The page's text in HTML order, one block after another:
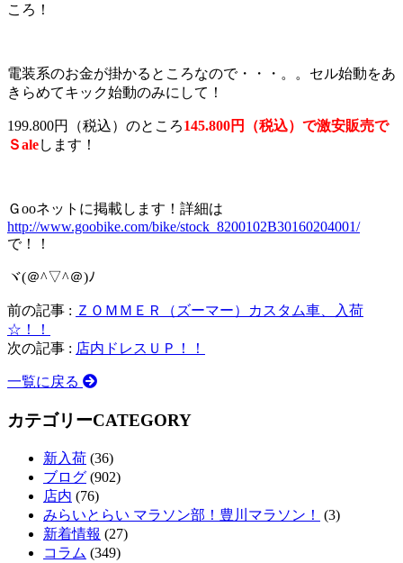
ころ！
電装系のお金が掛かるところなので・・・。。セル始動をあ
きらめてキック始動のみにして！
199.800円（税込）のところ145.800円（税込）で激安販売で
Ｓaleします！
Ｇooネットに掲載します！詳細は
http://www.goobike.com/bike/stock_8200102B30160204001/
で！！
ヾ(＠^▽^＠)ﾉ
前の記事 : ＺＯＭＭＥＲ（ズーマー）カスタム車、入荷
☆！！
次の記事 : 店内ドレスＵＰ！！
一覧に戻る
カテゴリーCATEGORY
新入荷 (36)
ブログ (902)
店内 (76)
みらいとらい マラソン部！豊川マラソン！
(3)
新着情報 (27)
コラム (349)